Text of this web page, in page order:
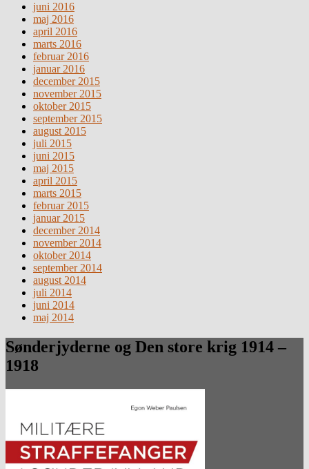
juni 2016
maj 2016
april 2016
marts 2016
februar 2016
januar 2016
december 2015
november 2015
oktober 2015
september 2015
august 2015
juli 2015
juni 2015
maj 2015
april 2015
marts 2015
februar 2015
januar 2015
december 2014
november 2014
oktober 2014
september 2014
august 2014
juli 2014
juni 2014
maj 2014
Sønderjyderne og Den store krig 1914 –
1918